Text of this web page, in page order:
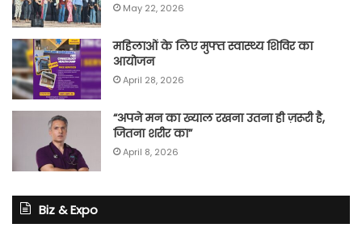
May 22, 2026
महिलाओं के लिए मुफ्त स्वास्थ्य शिविर का
आयोजन
April 28, 2026
“अपने मन का ख्याल रखना उतना ही ज़रूरी है,
जितना शरीर का”
April 8, 2026
Biz & Expo